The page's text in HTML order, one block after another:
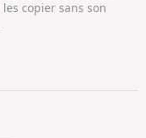
copier sans son